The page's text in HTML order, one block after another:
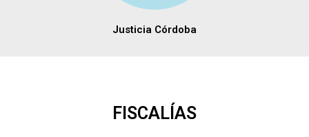
Justicia Córdoba
FISCALÍAS